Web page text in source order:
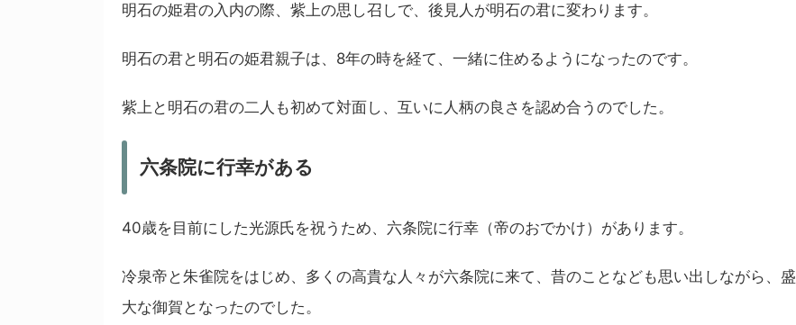
明石の姫君の入内の際、紫上の思し召しで、後見人が明石の君に変わります。
明石の君と明石の姫君親子は、8年の時を経て、一緒に住めるようになったのです。
紫上と明石の君の二人も初めて対面し、互いに人柄の良さを認め合うのでした。
六条院に行幸がある
40歳を目前にした光源氏を祝うため、六条院に行幸（帝のおでかけ）があります。
冷泉帝と朱雀院をはじめ、多くの高貴な人々が六条院に来て、昔のことなども思い出しながら、盛
大な御賀となったのでした。